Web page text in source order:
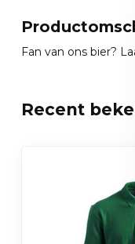
Fan van ons bier?
Recent